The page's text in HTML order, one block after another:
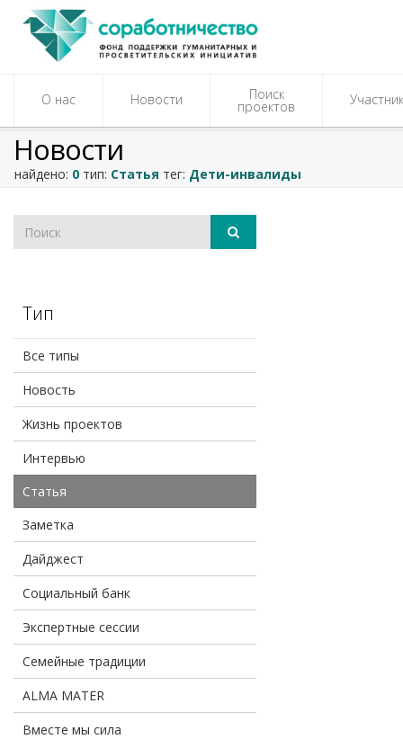
О нас Новости Поиск
проектов
Новости
найдено: 0 тип: Статья тег: Дети-инвалиды
Тип
Все типы
Новость
Жизнь проектов
Интервью
Статья
Заметка
Дайджест
Социальный банк
Экспертные сессии
Семейные традиции
ALMA MATER
Вместе мы сила